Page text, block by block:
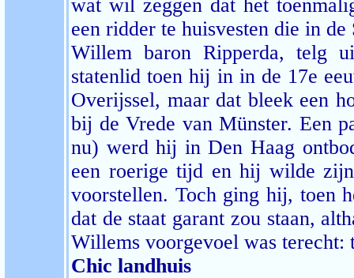
wat wil zeggen dat het
een ridder te huisvesten die in
Willem baron Ripperda, telg
statenlid toen hij in in de 17e
Overijssel, maar dat bleek een
bij de Vrede van Münster. Een
nu) werd hij in Den Haag
een roerige tijd en hij wilde
voorstellen. Toch ging hij, toen
dat de staat garant zou staan,
Willems voorgevoel was
Chic landhuis